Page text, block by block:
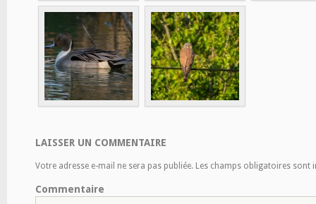
LAISSER UN COMMENTAIRE
Votre adresse e-mail ne sera pas publiée. Les champs obligatoires sont
Commentaire